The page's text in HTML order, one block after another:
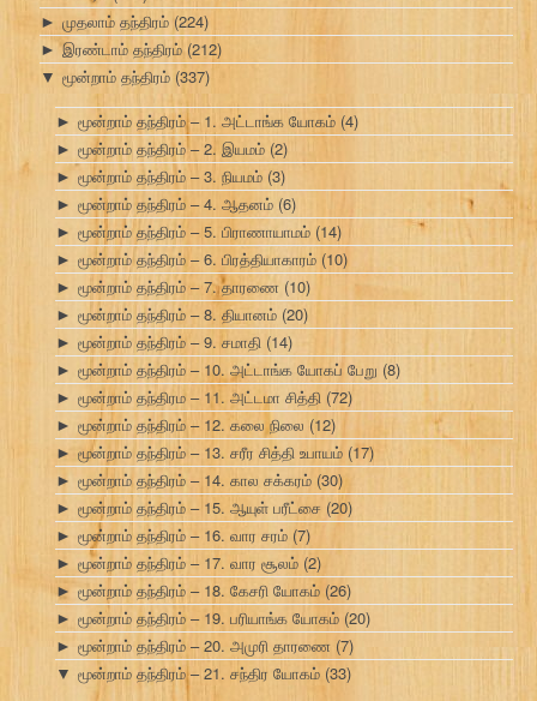
► முதலாம் தந்திரம் (224)
► இரண்டாம் தந்திரம்(212)
▼ மூன்றாம் தந்திரம் (337)
► மூன்றாம் தந்திரம் – 1. அட்டாங்க யோகம் (4)
► மூன்றாம் தந்திரம் – 2. இயமம் (2)
► மூன்றாம் தந்திரம் – 3. நியமம் (3)
► மூன்றாம் தந்திரம் – 4. ஆதனம் (6)
► மூன்றாம் தந்திரம் – 5. பிராணாயாமம் (14)
► மூன்றாம் தந்திரம் – 6. பிரத்தியாகாரம் (10)
► மூன்றாம் தந்திரம் – 7. தாரணை (10)
► மூன்றாம் தந்திரம் – 8. தியானம் (20)
► மூன்றாம் தந்திரம் – 9. சமாதி (14)
► மூன்றாம் தந்திரம் – 10. அட்டாங்க யோகப் பேறு (8)
► மூன்றாம் தந்திரம – 11. அட்டமா சித்தி (72)
► மூன்றாம் தந்திரம் – 12. கலை நிலை (12)
► மூன்றாம் தந்திரம் – 13. சரீர சித்தி உபாயம் (17)
► மூன்றாம் தந்திரம் – 14. கால சக்கரம் (30)
► மூன்றாம் தந்திரம் – 15. ஆயுள் பரீட்சை (20)
► மூன்றாம் தந்திரம் – 16. வார சரம் (7)
► மூன்றாம் தந்திரம் – 17. வார சூலம் (2)
► மூன்றாம் தந்திரம் – 18. கேசரி யோகம் (26)
► மூன்றாம் தந்திரம் – 19. பரியாங்க யோகம் (20)
► மூன்றாம் தந்திரம் – 20. அமுரி தாரணை (7)
▼ மூன்றாம் தந்திரம் – 21. சந்திர யோகம் (33)